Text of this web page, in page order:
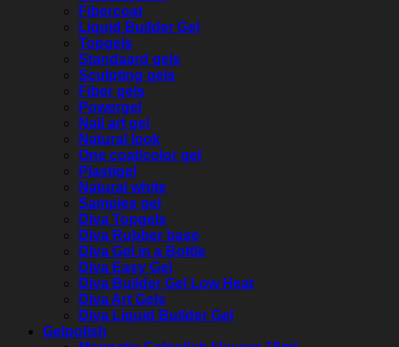
Fibercoat
Liquid Builder Gel
Topgels
Standaard gels
Sculpting gels
Fiber gels
Powergel
Nail art gel
Natural look
One coat/color gel
Plastigel
Natural white
Samples gel
Diva Topgels
Diva Rubber base
Diva Gel in a Bottle
Diva Easy Gel
Diva Builder Gel Low Heat
Diva Art Gels
Diva Liquid Builder Gel
Gelpolish